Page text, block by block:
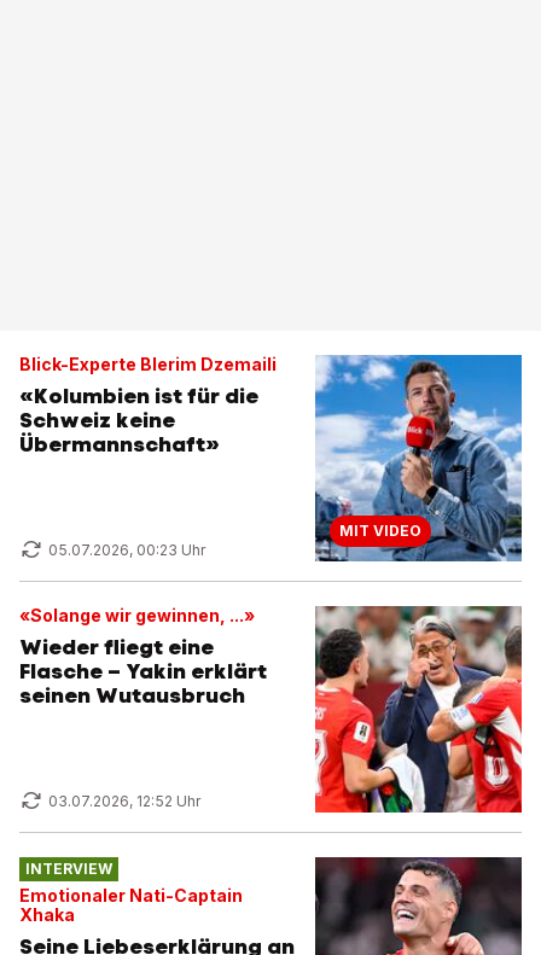
Blick-Experte Blerim Dzemaili
«Kolumbien ist für die
Schweiz keine
Übermannschaft»
05.07.2026, 00:23 Uhr
MIT VIDEO
«Solange wir gewinnen, ...»
Wieder fliegt eine
Flasche – Yakin erklärt
seinen Wutausbruch
03.07.2026, 12:52 Uhr
INTERVIEW
Emotionaler Nati-Captain
Xhaka
Seine Liebeserklärung an